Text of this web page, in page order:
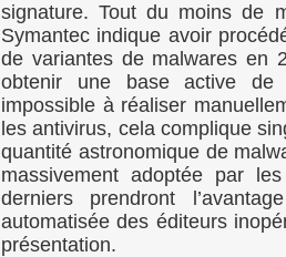
signature. Tout du moins de
Symantec indique avoir
de variantes de malwares en
obtenir une base active
impossible à réaliser
les antivirus, cela complique
quantité astronomique de
massivement adoptée par
derniers prendront
automatisée des éditeurs
présentation.